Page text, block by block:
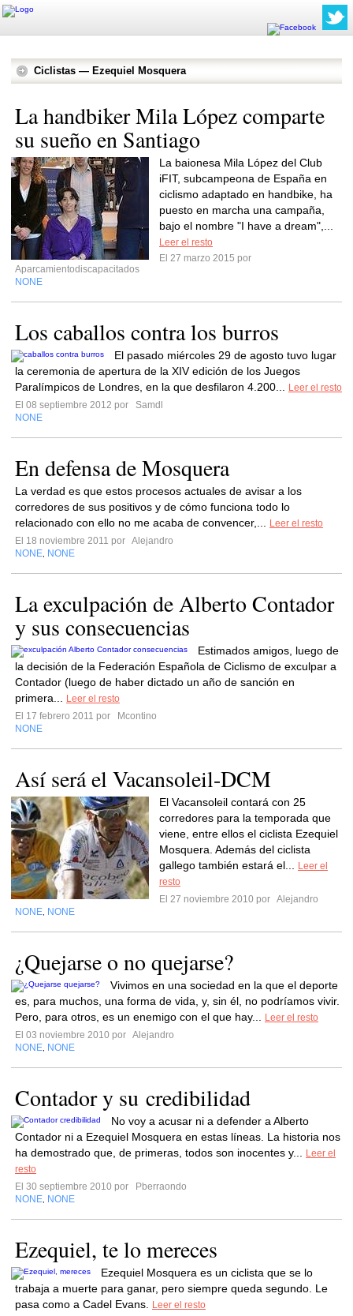
Ciclistas — Ezequiel Mosquera
La handbiker Mila López comparte
su sueño en Santiago
La baionesa Mila López del Club
iFIT, subcampeona de España en
ciclismo adaptado en handbike, ha
puesto en marcha una campaña,
bajo el nombre "I have a dream",...
Leer el resto
El 27 marzo 2015 por
Aparcamientodiscapacitados
NONE
Los caballos contra los burros
El pasado miércoles 29 de agosto tuvo lugar
la ceremonia de apertura de la XIV edición de los Juegos
Paralímpicos de Londres, en la que desfilaron 4.200...
Leer el resto
El 08 septiembre 2012 por
Samdl
NONE
En defensa de Mosquera
La verdad es que estos procesos actuales de avisar a los
corredores de sus positivos y de cómo funciona todo lo
relacionado con ello no me acaba de convencer,...
Leer el resto
El 18 noviembre 2011 por Alejandro
NONE NONE
La exculpación de Alberto Contador
y sus consecuencias
Estimados amigos, luego de
la decisión de la Federación Española de Ciclismo de exculpar a
Contador (luego de haber dictado un año de sanción en
primera...
Leer el resto
El 17 febrero 2011 por
Mcontino
NONE
Así será el Vacansoleil-DCM
El Vacansoleil contará con 25
corredores para la temporada que
viene, entre ellos el ciclista Ezequiel
Mosquera. Además del ciclista
gallego también estará el...
Leer el
resto
El 27 noviembre 2010 por Alejandro
NONE NONE
¿Quejarse o no quejarse?
Vivimos en una sociedad en la que el deporte
es, para muchos, una forma de vida, y, sin él, no podríamos vivir.
Pero, para otros, es un enemigo con el que hay...
Leer el resto
El 03 noviembre 2010 por Alejandro
NONE NONE
Contador y su credibilidad
No voy a acusar ni a defender a Alberto
Contador ni a Ezequiel Mosquera en estas líneas. La historia nos
ha demostrado que, de primeras, todos son inocentes y...
Leer el
resto
El 30 septiembre 2010 por
Pberraondo
NONE NONE
Ezequiel, te lo mereces
Ezequiel Mosquera es un ciclista que se lo
trabaja a muerte para ganar, pero siempre queda segundo. Le
pasa como a Cadel Evans.
Leer el resto